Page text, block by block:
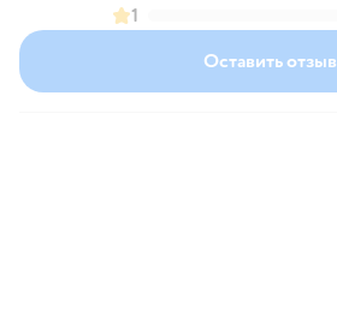
1
Оставить отзыв